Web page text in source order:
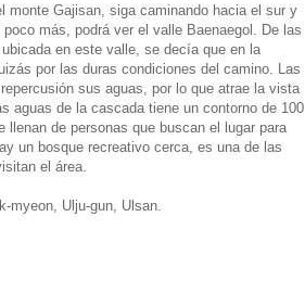
monte Gajisan, siga caminando hacia el sur y
más, podrá ver el valle Baenaegol. De las
en este valle, se decía que en la
por las duras condiciones del camino. Las
sus aguas, por lo que atrae la vista
aguas de la cascada tiene un contorno de 100
de personas que buscan el lugar para
un bosque recreativo cerca, es una de las
el área.
myeon, Ulju-gun, Ulsan.